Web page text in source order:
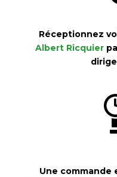
Réceptionnez
Albert Ricquier
Une